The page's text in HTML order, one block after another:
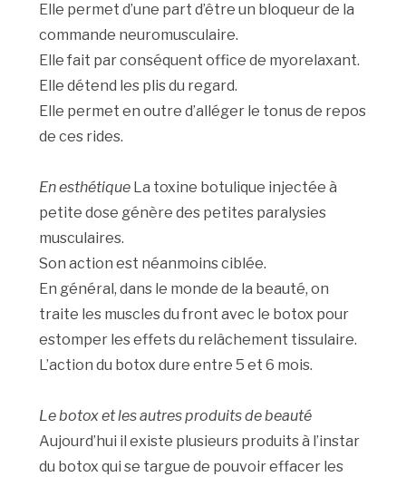
Elle permet d’une part d’être un bloqueur de la
commande neuromusculaire.
Elle fait par conséquent office de myorelaxant.
Elle détend les plis du regard.
Elle permet en outre d’alléger le tonus de repos
de ces rides.
En esthétique La toxine botulique injectée à
petite dose génère des petites paralysies
musculaires.
Son action est néanmoins ciblée.
En général, dans le monde de la beauté, on
traite les muscles du front avec le botox pour
estomper les effets du relâchement tissulaire.
L’action du botox dure entre 5 et 6 mois.
Le botox et les autres produits de beauté
Aujourd’hui il existe plusieurs produits à l’instar
du botox qui se targue de pouvoir effacer les